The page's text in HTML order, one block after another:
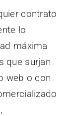
contrato
lo
máxima
que surjan
web o con